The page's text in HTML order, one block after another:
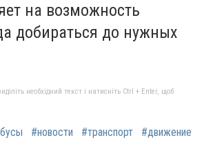
на возможность
добираться до нужных
необхідний текст і натисніть Ctrl + Enter, щоб
#новости #транспорт #движение